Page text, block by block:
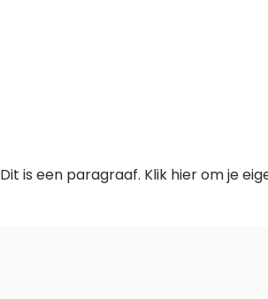
Dit is een paragraaf. Klik hier om je